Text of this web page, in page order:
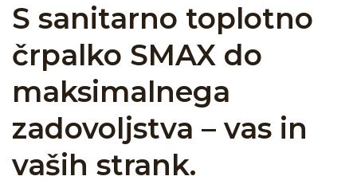
S sanitarno toplotno
črpalko SMAX do
maksimalnega
zadovoljstva – vas in
vaših strank.